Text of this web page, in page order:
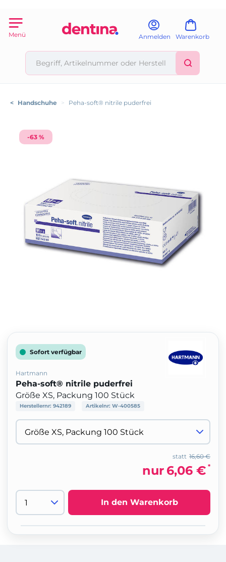
Menü Anmelden Warenkorb
< Handschuhe > Peha-soft® nitrile puderfrei
-63 %
Sofort verfügbar
Hartmann
Peha-soft® nitrile puderfrei
Größe XS, Packung 100 Stück
Herstellernr: 942189 Artikelnr: W-400585
16,60 €
statt
nur 6,06 € *
In den Warenkorb